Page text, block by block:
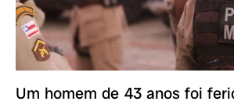
Um homem de 43 anos foi